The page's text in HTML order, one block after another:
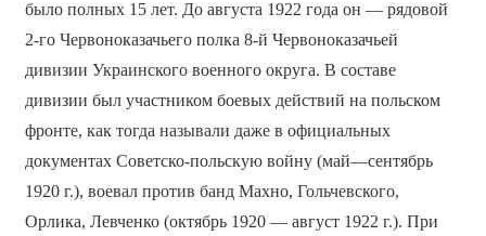
было полных 15 лет. До августа 1922 года он — рядовой
2-го Червоноказачьего полка 8-й Червоноказачьей
дивизии Украинского военного округа. В составе
дивизии был участником боевых действий на польском
фронте, как тогда называли даже в официальных
документах Советско-польскую войну (май—сентябрь
1920 г.), воевал против банд Махно, Гольчевского,
Орлика, Левченко (октябрь 1920 — август 1922 г.). При